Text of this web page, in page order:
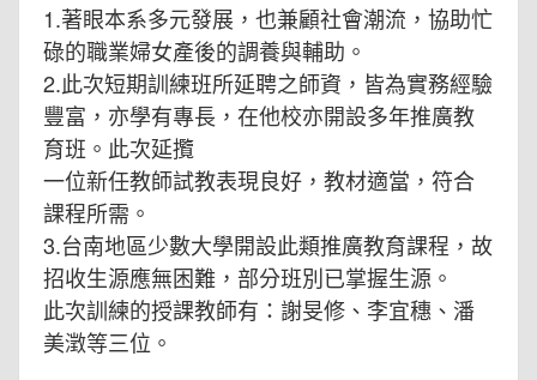
1.著眼本系多元發展，也兼顧社會潮流，協助忙
碌的職業婦女產後的調養與輔助。
2.此次短期訓練班所延聘之師資，皆為實務經驗
豐富，亦學有專長，在他校亦開設多年推廣教
育班。此次延攬
一位新任教師試教表現良好，教材適當，符合
課程所需。
3.台南地區少數大學開設此類推廣教育課程，故
招收生源應無困難，部分班別已掌握生源。
此次訓練的授課教師有：謝旻修、李宜穗、潘
美澂等三位。